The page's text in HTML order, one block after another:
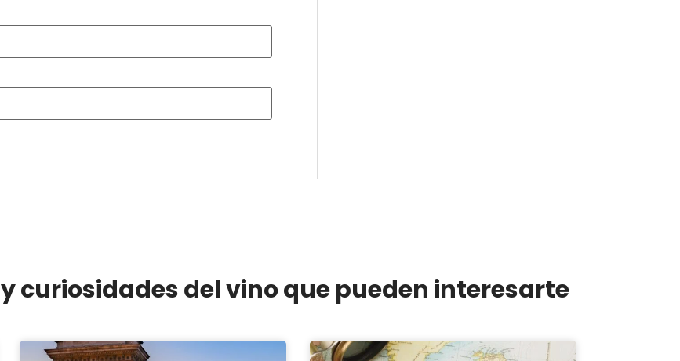
curiosidades del vino que pueden interesarte